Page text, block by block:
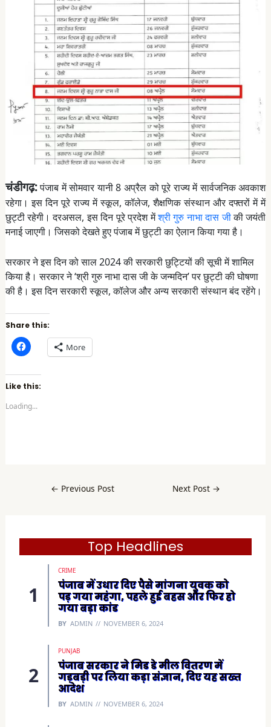
चंडीगढ़:पंजाब में सोमवार यानी 8 अप्रैल को पूरे राज्य में सार्वजनिक अवकाश
रहेगा। इस दिन पूरे राज्य में स्कूल, कॉलेज, शैक्षणिक संस्थान और दफ्तरों में में
छुट्टी रहेगी। दरअसल, इस दिन पूरे प्रदेश मेंश्री गुरु नाभा दास जीकी जयंती
मनाई जाएगी। जिसको देखते हुए पंजाब में छुट्टी का ऐलान किया गया है।
सरकार ने इस दिन को साल 2024 की सरकारी छुट्टियों की सूची में शामिल
किया है। सरकार ने ‘श्री गुरु नाभा दास जी के जन्मदिन’ पर छुट्टी की घोषणा
की है। इस दिन सरकारी स्कूल, कॉलेज और अन्य सरकारी संस्थान बंद रहेंगे।
Share this:
C
l
k
t
o
h
e
s
e
w
More
Like this:
Loading...
← Previous Post Next Post →
Top Headlines
CRIME
पंजाब में उधार दिए पैसे मांगना युवक को
पड़ गया महंगा, पहले हुई बहस और फिर हो
गया बड़ा कांड
BY ADMIN NOVEMBER 6, 2024
PUNJAB
पंजाब सरकार ने मिड डे मील वितरण में
गड़बड़ी पर लिया कड़ा संज्ञान, दिए यह सख्त
आदेश
BY ADMIN NOVEMBER 6, 2024